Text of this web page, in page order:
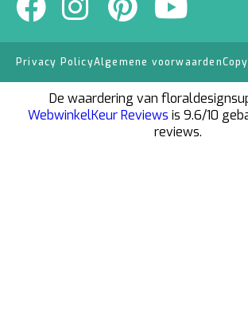
Privacy PolicyAlgemene voorwaarden
De waardering van
WebwinkelKeur Reviews is 9.6/10
reviews.